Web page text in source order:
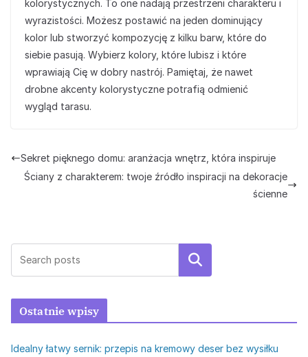
kolorystycznych. To one nadają przestrzeni charakteru i
wyrazistości. Możesz postawić na jeden dominujący
kolor lub stworzyć kompozycję z kilku barw, które do
siebie pasują. Wybierz kolory, które lubisz i które
wprawiają Cię w dobry nastrój. Pamiętaj, że nawet
drobne akcenty kolorystyczne potrafią odmienić
wygląd tarasu.
Sekret pięknego domu: aranżacja wnętrz, która inspiruje
Ściany z charakterem: twoje źródło inspiracji na dekoracje
ścienne
Szukaj
Ostatnie wpisy
Idealny łatwy sernik: przepis na kremowy deser bez wysiłku